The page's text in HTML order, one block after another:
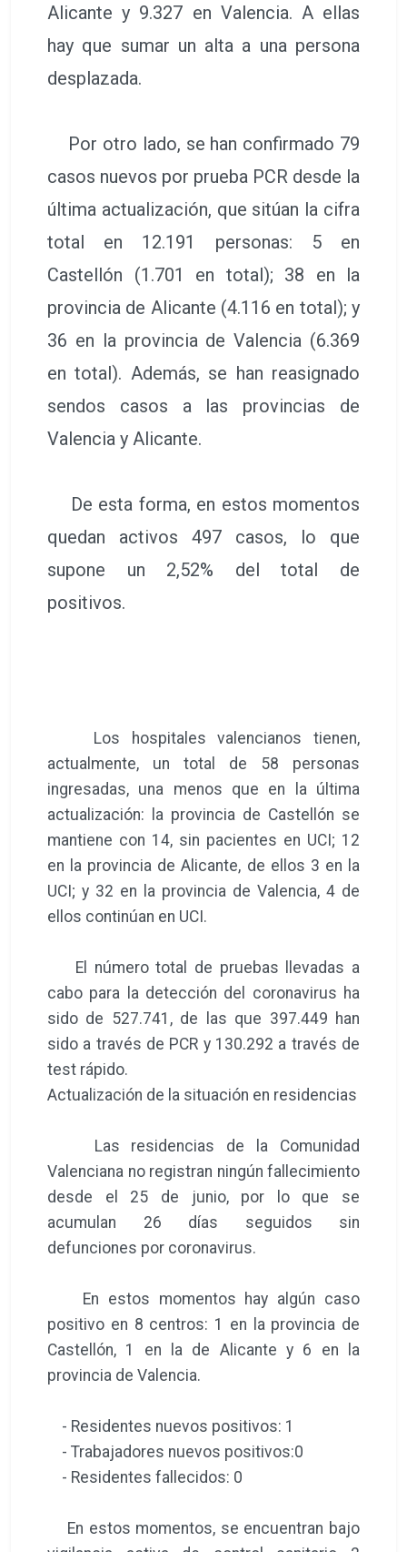
Alicante y 9.327 en Valencia. A ellas
hay que sumar un alta a una persona
desplazada.
Por otro lado, se han confirmado 79
casos nuevos por prueba PCR desde la
última actualización, que sitúan la cifra
total en 12.191 personas: 5 en
Castellón (1.701 en total); 38 en la
provincia de Alicante (4.116 en total); y
36 en la provincia de Valencia (6.369
en total). Además, se han reasignado
sendos casos a las provincias de
Valencia y Alicante.
De esta forma, en estos momentos
quedan activos 497 casos, lo que
supone un 2,52% del total de
positivos.
Los hospitales valencianos tienen,
actualmente, un total de 58 personas
ingresadas, una menos que en la última
actualización: la provincia de Castellón se
mantiene con 14, sin pacientes en UCI; 12
en la provincia de Alicante, de ellos 3 en la
UCI; y 32 en la provincia de Valencia, 4 de
ellos continúan en UCI.
El número total de pruebas llevadas a
cabo para la detección del coronavirus ha
sido de 527.741, de las que 397.449 han
sido a través de PCR y 130.292 a través de
test rápido.
Actualización de la situación en residencias
Las residencias de la Comunidad
Valenciana no registran ningún fallecimiento
desde el 25 de junio, por lo que se
acumulan 26 días seguidos sin
defunciones por coronavirus.
En estos momentos hay algún caso
positivo en 8 centros: 1 en la provincia de
Castellón, 1 en la de Alicante y 6 en la
provincia de Valencia.
- Residentes nuevos positivos: 1
- Trabajadores nuevos positivos:0
- Residentes fallecidos: 0
En estos momentos, se encuentran bajo